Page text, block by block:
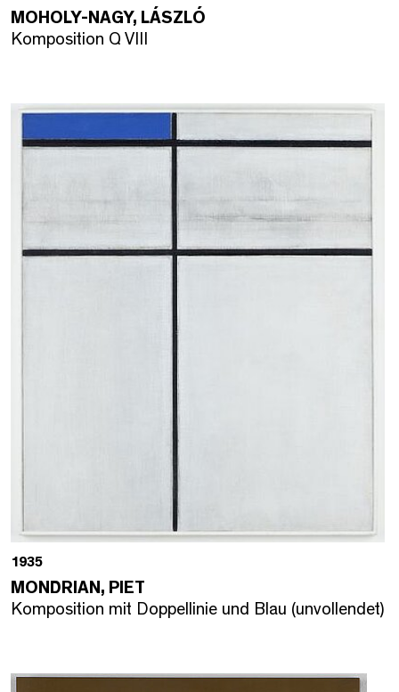
MOHOLY-NAGY, LÁSZLÓ
Komposition Q VIII
1935
MONDRIAN, PIET
Komposition mit Doppellinie und Blau (unvollendet)